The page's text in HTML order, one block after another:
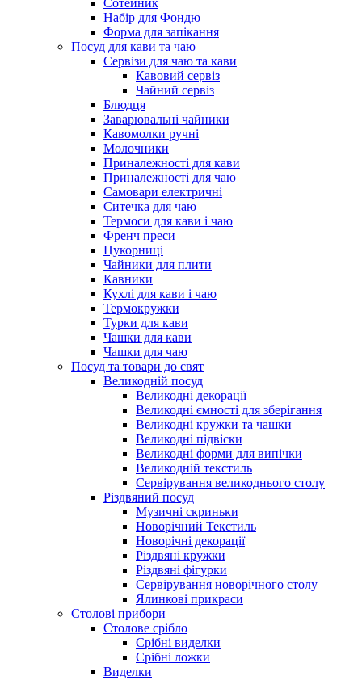
Сотейник
Набір для Фондю
Форма для запікання
Посуд для кави та чаю
Сервізи для чаю та кави
Кавовий сервіз
Чайний сервіз
Блюдця
Заварювальні чайники
Кавомолки ручні
Молочники
Приналежності для кави
Приналежності для чаю
Самовари електричні
Ситечка для чаю
Термоси для кави і чаю
Френч преси
Цукорниці
Чайники для плити
Кавники
Кухлі для кави і чаю
Термокружки
Турки для кави
Чашки для кави
Чашки для чаю
Посуд та товари до свят
Великодній посуд
Великодні декорації
Великодні ємності для зберігання
Великодні кружки та чашки
Великодні підвіски
Великодні форми для випічки
Великодній текстиль
Сервірування великоднього столу
Різдвяний посуд
Музичні скриньки
Новорічний Текстиль
Новорічні декорації
Різдвяні кружки
Різдвяні фігурки
Сервірування новорічного столу
Ялинкові прикраси
Столові прибори
Столове срібло
Срібні виделки
Срібні ложки
Виделки